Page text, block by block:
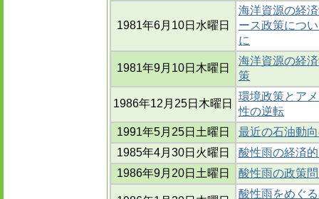
1981年6月10日水曜日
海洋資源の経
ース政策につ
に
1981年9月10日木曜日
海洋資源の経
策
1986年12月25日木曜日
環境政策とア
性の逆転
1991年5月25日土曜日
最近の石油動
1985年4月30日火曜日
酸性雨の経済
1986年9月20日土曜日
酸性雨の政策
酸性雨をめぐ